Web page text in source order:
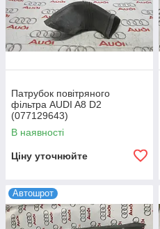
Патрубок повітряного
фільтра AUDI A8 D2
(077129643)
В наявності
Ціну уточнюйте
Автошрот